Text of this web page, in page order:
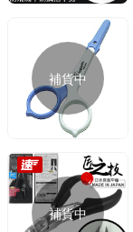
補貨中
補貨中